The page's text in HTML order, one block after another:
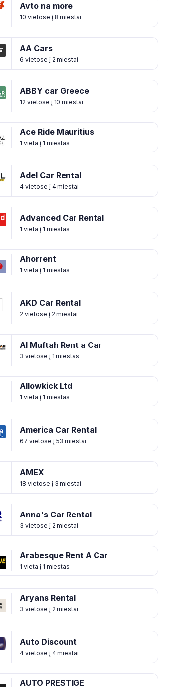
Avto na more
10 vietose į 8 miestai
AA Cars
6 vietose į 2 miestai
ABBY car Greece
12 vietose į 10 miestai
Ace Ride Mauritius
1 vieta į 1 miestas
Adel Car Rental
4 vietose į 4 miestai
Advanced Car Rental
1 vieta į 1 miestas
Ahorrent
1 vieta į 1 miestas
AKD Car Rental
2 vietose į 2 miestai
Al Muftah Rent a Car
3 vietose į 1 miestas
Allowkick Ltd
1 vieta į 1 miestas
America Car Rental
67 vietose į 53 miestai
AMEX
18 vietose į 3 miestai
Anna's Car Rental
3 vietose į 2 miestai
Arabesque Rent A Car
1 vieta į 1 miestas
Aryans Rental
3 vietose į 2 miestai
Auto Discount
4 vietose į 4 miestai
AUTO PRESTIGE